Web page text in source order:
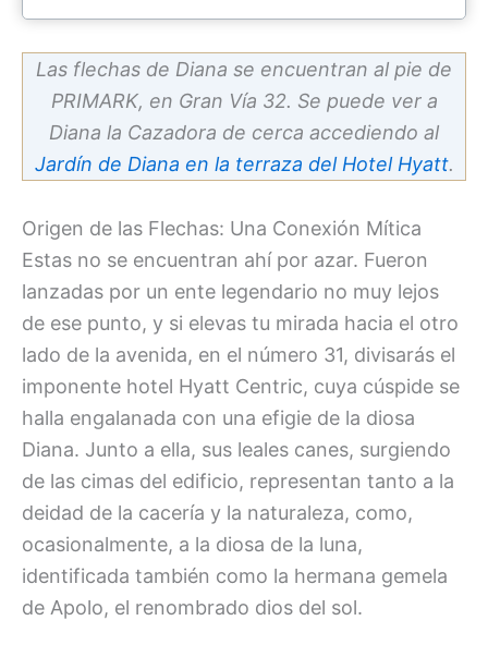
Las flechas de Diana se encuentran al pie de
PRIMARK, en Gran Vía 32. Se puede ver a
Diana la Cazadora de cerca accediendo al
Jardín de Diana en la terraza del Hotel Hyatt.
Origen de las Flechas: Una Conexión Mítica
Estas no se encuentran ahí por azar. Fueron
lanzadas por un ente legendario no muy lejos
de ese punto, y si elevas tu mirada hacia el otro
lado de la avenida, en el número 31, divisarás el
imponente hotel Hyatt Centric, cuya cúspide se
halla engalanada con una efigie de la diosa
Diana. Junto a ella, sus leales canes, surgiendo
de las cimas del edificio, representan tanto a la
deidad de la cacería y la naturaleza, como,
ocasionalmente, a la diosa de la luna,
identificada también como la hermana gemela
de Apolo, el renombrado dios del sol.